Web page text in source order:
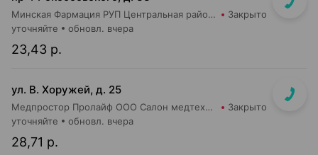
Минская Фармация РУП Центральная районная аптека №182 Закрыто
23,43 р.
уточняйте обновл. вчера
ул. В. Хоружей, д. 25
Медпростор Пролайф ООО Салон медтехники и ортопедии №50 Закрыто
28,71 р.
уточняйте обновл. вчера